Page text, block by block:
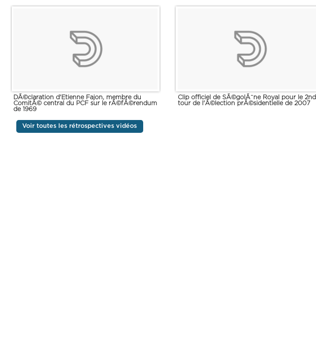
DÃ©claration d'Etienne Fajon, membre du
ComitÃ© central du PCF sur le rÃ©fÃ©rendum
de 1969
Clip officiel de SÃ©golÃ¨ne Royal pour le 2nd
tour de l'Ã©lection prÃ©sidentielle de 2007
Voir toutes les rétrospectives vidéos